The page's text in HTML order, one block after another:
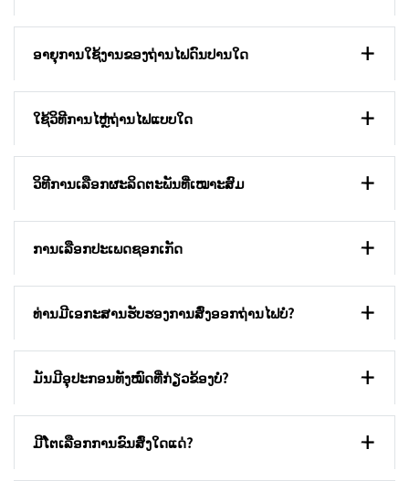
ອາຍຸການໃຊ້ງານຂອງຖ່ານໄຟດົນປານໃດ
ໃຊ້ວິທີການໄຫຼ່ຖ່ານໄຟແບບໃດ
ວິທີການເລືອກຜະລິດຕະພັນທີ່ເໝາະສົມ
ການເລືອກປະເພດຊອກເກັດ
ທ່ານມີເອກະສານຮັບຮອງການສົ່ງອອກຖ່ານໄຟບໍ?
ມັນມີອຸປະກອນທັງໝົດທີ່ກ່ຽວຂ້ອງບໍ?
ມີໂຕເລືອກການຂົນສົ່ງໃດແດ່?